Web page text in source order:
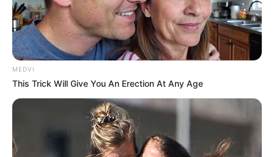
Is There An Intersex Whale? This Finding Baffles
Science
MEDVI
This Trick Will Give You An Erection At Any Age